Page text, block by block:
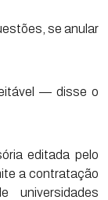
se anular
— disse o
editada pelo
a contratação
universidades